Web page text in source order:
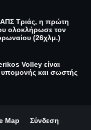
Τριάς, η πρώτη
ολοκλήρωσε τον
(26χλμ.)
Volley είναι
υπομονής και σωστής
Map Σύνδεση